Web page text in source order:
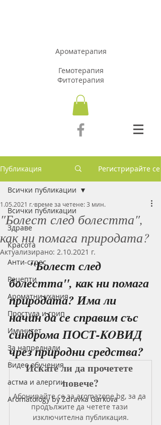
Ароматерапия
Гемотерапия
Фитотерапия
Публикация Регистрирайте се
Всички публикации
Здраве
Красота
Анти-стрес
Рецепти
Ароматни ухания
Простуда и грип
Имунитет
За напреднали
Видео обучения
астма и алергии
Aromatology by Zdravka Garkova
Всички публикации
"Болест след болестта",
как ни помага природата?
1.05.2021 г. време за четене: 3 мин.
Актуализирано: 2.10.2021 г.
"Болест след
болестта", как ни помага
природата? Има ли
начин да се справим със
синдрома ПОСТ-KOВИД
чрез природни средства?
Искате ли да прочетете
повече?
Абонирайте се за aromazone.bg, за да
продължите да четете тази
изключителна публикация.